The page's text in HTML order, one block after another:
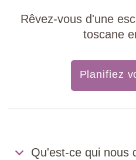
Rêvez-vous d'une
toscane
Planifiez
Qu'est-ce qui nous